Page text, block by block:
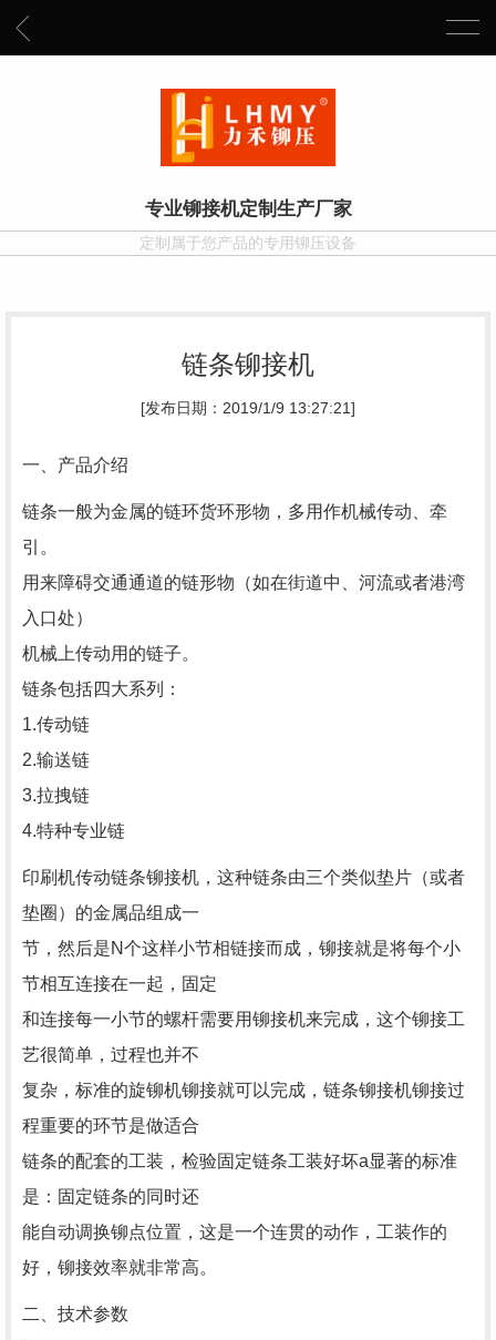
专业铆接机定制生产厂家
定制属于您产品的专用铆压设备
链条铆接机
[发布日期：2019/1/9 13:27:21]
一、产品介绍
链条一般为金属的链环货环形物，多用作机械传动、牵
引。
用来障碍交通通道的链形物（如在街道中、河流或者港湾
入口处）
机械上传动用的链子。
链条包括四大系列：
1.传动链
2.输送链
3.拉拽链
4.特种专业链
印刷机传动链条铆接机，这种链条由三个类似垫片（或者
垫圈）的金属品组成一
节，然后是N个这样小节相链接而成，铆接就是将每个小
节相互连接在一起，固定
和连接每一小节的螺杆需要用铆接机来完成，这个铆接工
艺很简单，过程也并不
复杂，标准的旋铆机铆接就可以完成，链条铆接机铆接过
程重要的环节是做适合
链条的配套的工装，检验固定链条工装好坏a显著的标准
是：固定链条的同时还
能自动调换铆点位置，这是一个连贯的动作，工装作的
好，铆接效率就非常高。
二、技术参数